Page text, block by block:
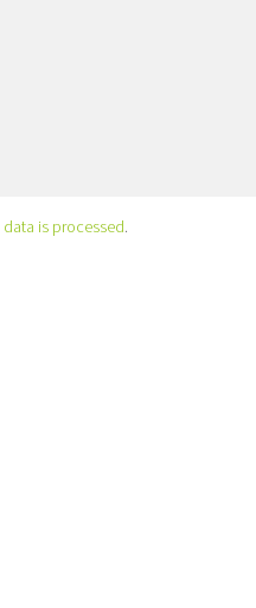
is processed.